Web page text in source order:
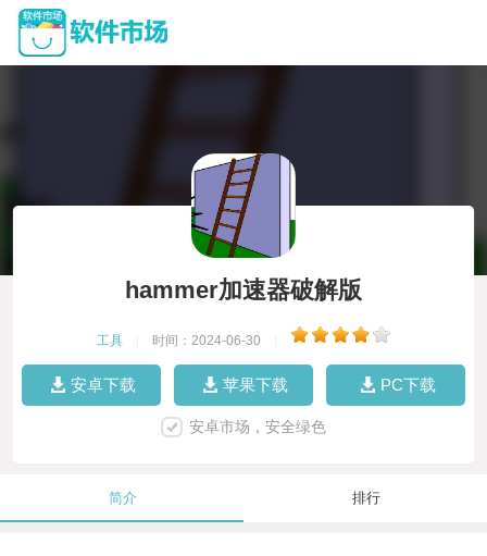
hammer加速器破解版
工具 时间：2024-06-30
安卓下载 苹果下载 PC下载
安卓市场，安全绿色
简介 排行